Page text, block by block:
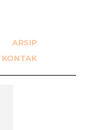
ARSIP
KONTAK